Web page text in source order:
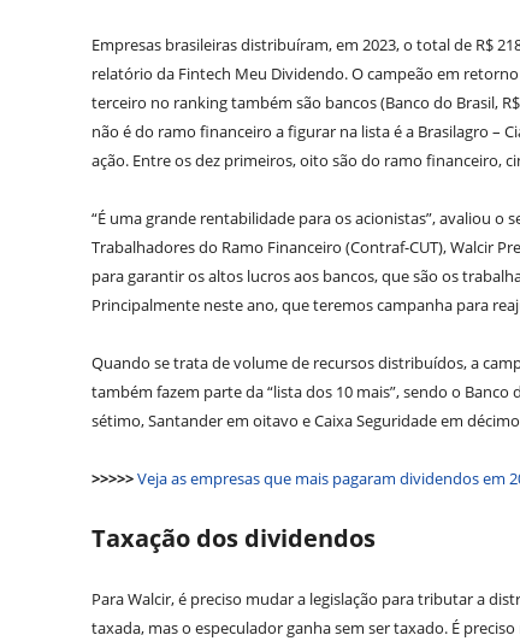
Empresas brasileiras distribuíram, em 2023, o total de R$
relatório da Fintech Meu Dividendo. O campeão em
terceiro no ranking também são bancos (Banco do Brasil,
não é do ramo financeiro a figurar na lista é a Brasilagro –
ação. Entre os dez primeiros, oito são do ramo financeiro,
“É uma grande rentabilidade para os acionistas”, avaliou
Trabalhadores do Ramo Financeiro (Contraf-CUT), Walcir
para garantir os altos lucros aos bancos, que são os
Principalmente neste ano, que teremos campanha para
Quando se trata de volume de recursos distribuídos, a
também fazem parte da “lista dos 10 mais”, sendo o
sétimo, Santander em oitavo e Caixa Seguridade em
>>>>>Veja as empresas que mais pagaram dividendos em
Taxação dos dividendos
Para Walcir, é preciso mudar a legislação para tributar a
taxada, mas o especulador ganha sem ser taxado. É